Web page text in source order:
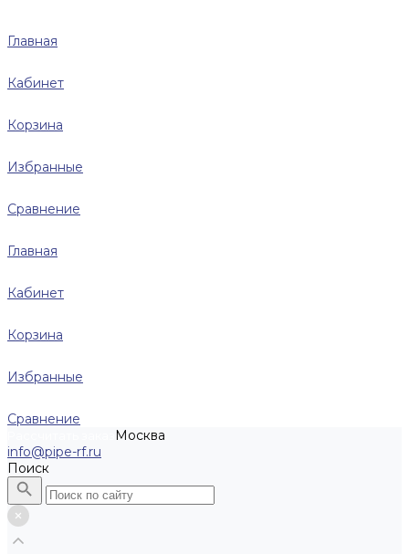
Главная
Кабинет
Корзина
Избранные
Сравнение
Главная
Кабинет
Корзина
Избранные
Сравнение
Москва
info@pipe-rf.ru
Поиск